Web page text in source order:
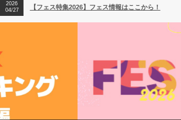
2026
04/27
【フェス特集2026】フェス情報はここから！
2026
【ライブ動員ランキング】2026年上半期編発表！